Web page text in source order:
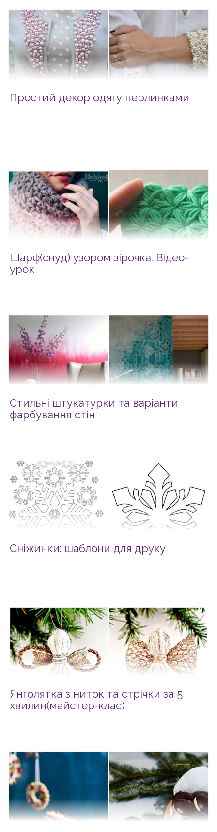
Простий декор одягу перлинками
Шарф(снуд) узором зірочка. Відео-
урок
Стильні штукатурки та варіанти
фарбування стін
Сніжинки: шаблони для друку
Янголятка з ниток та стрічки за 5
хвилин(майстер-клас)